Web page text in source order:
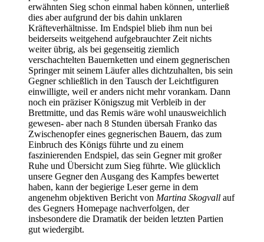
erwähnten Sieg schon einmal haben können, unterließ
dies aber aufgrund der bis dahin unklaren
Kräfteverhältnisse. Im Endspiel blieb ihm nun bei
beiderseits weitgehend aufgebrauchter Zeit nichts
weiter übrig, als bei gegenseitig ziemlich
verschachtelten Bauernketten und einem gegnerischen
Springer mit seinem Läufer alles dichtzuhalten, bis sein
Gegner schließlich in den Tausch der Leichtfiguren
einwilligte, weil er anders nicht mehr vorankam. Dann
noch ein präziser Königszug mit Verbleib in der
Brettmitte, und das Remis wäre wohl unausweichlich
gewesen- aber nach 8 Stunden übersah Franko das
Zwischenopfer eines gegnerischen Bauern, das zum
Einbruch des Königs führte und zu einem
faszinierenden Endspiel, das sein Gegner mit großer
Ruhe und Übersicht zum Sieg führte. Wie glücklich
unsere Gegner den Ausgang des Kampfes bewertet
haben, kann der begierige Leser gerne in dem
angenehm objektiven Bericht von Martina Skogvall auf
des Gegners Homepage nachverfolgen, der
insbesondere die Dramatik der beiden letzten Partien
gut wiedergibt.